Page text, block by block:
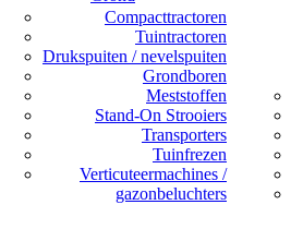
Compacttractoren
Tuintractoren
Drukspuiten / nevelspuiten
Grondboren
Meststoffen
Stand-On Strooiers
Transporters
Tuinfrezen
Verticuteermachines /
gazonbeluchters